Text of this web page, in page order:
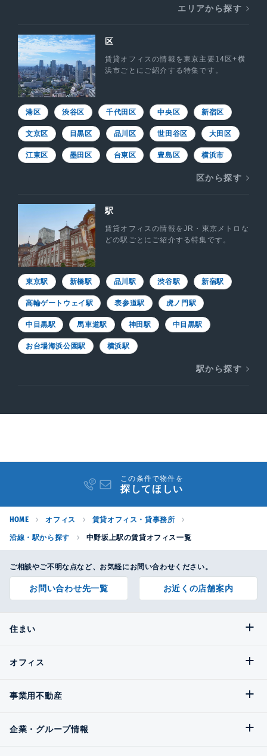
エリアから探す
区
賃貸オフィスの情報を東京主要14区+横
浜市ごとにご紹介する特集です。
港区 渋谷区 千代田区 中央区 新宿区
文京区 目黒区 品川区 世田谷区 大田区
江東区 墨田区 台東区 豊島区 横浜市
区から探す
駅
賃貸オフィスの情報をJR・東京メトロな
どの駅ごとにご紹介する特集です。
東京駅 新橋駅 品川駅 渋谷駅 新宿駅
高輪ゲートウェイ駅 表参道駅 虎ノ門駅
中目黒駅 馬車道駅 神田駅 中目黒駅
お台場海浜公園駅 横浜駅
駅から探す
この条件で物件を
探してほしい
HOME オフィス 賃貸オフィス・貸事務所
沿線・駅から探す 中野坂上駅の賃貸オフィス一覧
ご相談やご不明な点など、お気軽にお問い合わせください。
お問い合わせ先一覧 お近くの店舗案内
住まい
オフィス
事業用不動産
企業・グループ情報